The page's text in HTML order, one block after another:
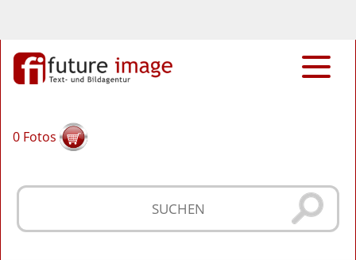
0 Fotos